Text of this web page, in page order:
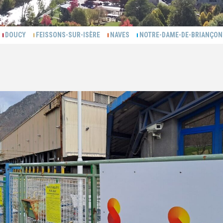
DOUCY FEISSONS-SUR-ISÈRE NAVES NOTRE-DAME-DE-